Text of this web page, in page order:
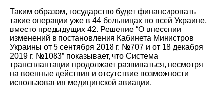
Таким образом, государство будет финансировать
такие операции уже в 44 больницах по всей Украине,
вместо предыдущих 42. Решение “О внесении
изменений в постановления Кабинета Министров
Украины от 5 сентября 2018 г. №707 и от 18 декабря
2019 г. №1083” показывает, что Система
трансплантации продолжает развиваться, несмотря
на военные действия и отсутствие возможности
использования медицинской авиации.